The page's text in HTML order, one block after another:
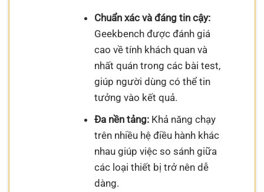
Chuẩn xác và đáng tin cậy:
Geekbench được đánh giá
cao về tính khách quan và
nhất quán trong các bài test,
giúp người dùng có thể tin
tưởng vào kết quả.
Đa nền tảng:Khả năng chạy
trên nhiều hệ điều hành khác
nhau giúp việc so sánh giữa
các loại thiết bị trở nên dễ
dàng.